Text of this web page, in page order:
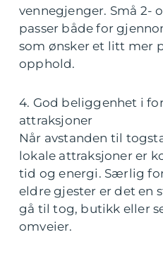
vennegjenger. Små 2-
passer både for
som ønsker et litt mer
opphold.
4. God beliggenhet i
attraksjoner
Når avstanden til
lokale attraksjoner er
tid og energi. Særlig
eldre gjester er det en
gå til tog, butikk eller
omveier.